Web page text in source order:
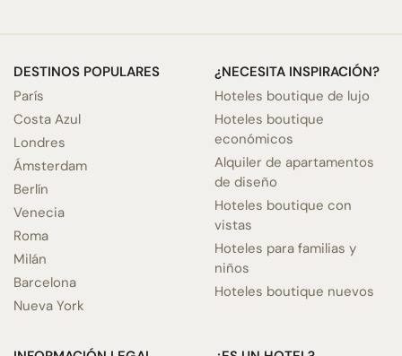
DESTINOS POPULARES
París
Costa Azul
Londres
Ámsterdam
Berlín
Venecia
Roma
Milán
Barcelona
Nueva York
¿NECESITA INSPIRACIÓN?
Hoteles boutique de lujo
Hoteles boutique
económicos
Alquiler de apartamentos
de diseño
Hoteles boutique con
vistas
Hoteles para familias y
niños
Hoteles boutique nuevos